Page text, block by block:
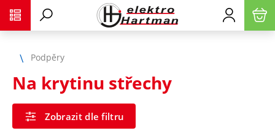
Podpěry
Na krytinu střechy
Zobrazit dle filtru